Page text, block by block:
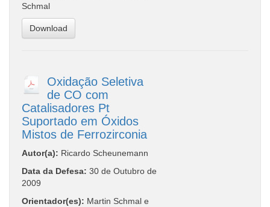
Schmal
Download
Oxidação Seletiva
de CO com
Catalisadores Pt
Suportado em Óxidos
Mistos de Ferrozirconia
Autor(a): Ricardo Scheunemann
Data da Defesa: 30 de Outubro de
2009
Orientador(es): Martin Schmal e